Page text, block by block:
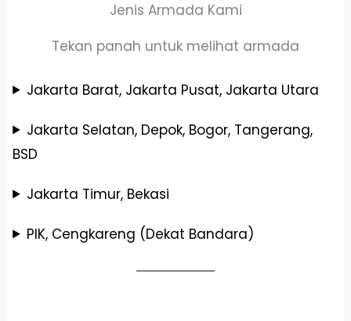
Jenis Armada Kami
Tekan panah untuk melihat armada
Jakarta Barat, Jakarta Pusat, Jakarta Utara
Jakarta Selatan, Depok, Bogor, Tangerang,
BSD
Jakarta Timur, Bekasi
PIK, Cengkareng (Dekat Bandara)